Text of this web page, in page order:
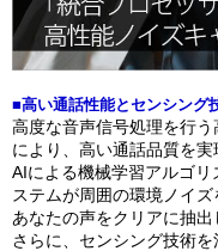
■高い通話性能とセンシング
高度な音声信号処理を行
により、高い通話品質を実
AIによる機械学習アルゴ
ステムが周囲の環境ノイズ
あなたの声をクリアに抽出
さらに、センシング技術